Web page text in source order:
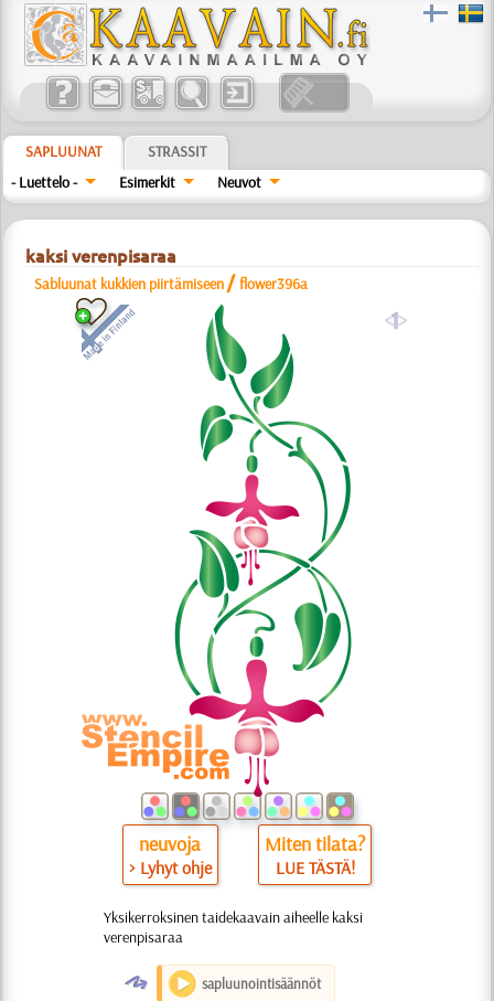
SAPLUUNAT
STRASSIT
- Luettelo -
Esimerkit Neuvot
kaksi verenpisaraa
Sabluunat kukkien piirtämiseen /flower396a
a
neuvoja
> Lyhyt ohje
Miten tilata?
LUE TÄSTÄ!
Yksikerroksinen taidekaavain aiheelle kaksi
verenpisaraa
O sapluunointisäännöt